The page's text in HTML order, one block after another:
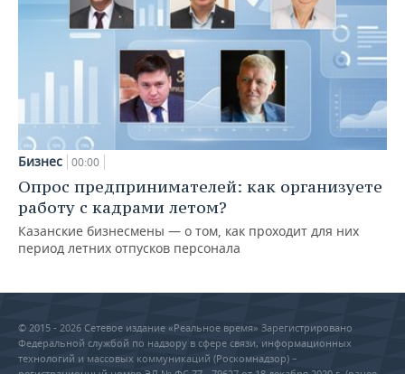
Бизнес 00:00
Опрос предпринимателей: как организуете
работу с кадрами летом?
Казанские бизнесмены — о том, как проходит для них
период летних отпусков персонала
© 2015 - 2026 Сетевое издание «Реальное время» Зарегистрировано
Федеральной службой по надзору в сфере связи, информационных
технологий и массовых коммуникаций (Роскомнадзор) –